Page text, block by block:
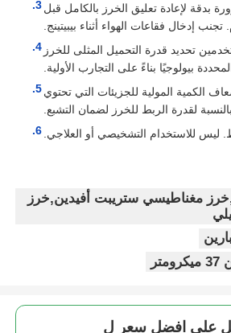
بدقة لإعادة تعليق الخرز بالكامل قبل
تجنب إدخال فقاعات الهواء أثناء بيبيتينج.
تحديد قدرة التحميل المثلى للخرز
بيولوجيًا بناءً على التجارب الأولية.
1 ~ 2 أضعاف الكمية المولية للجزيئات التي تحتوي
بالنسبة لقدرة الربط للخرز لضمان التشبع.
ليس للاستخدام التشخيصي أو العلاجي.
مغناطيسي ستريبت أفيدين,خرز
على افضل سعر ل